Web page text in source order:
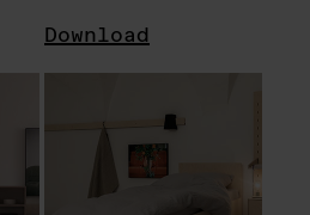
Download